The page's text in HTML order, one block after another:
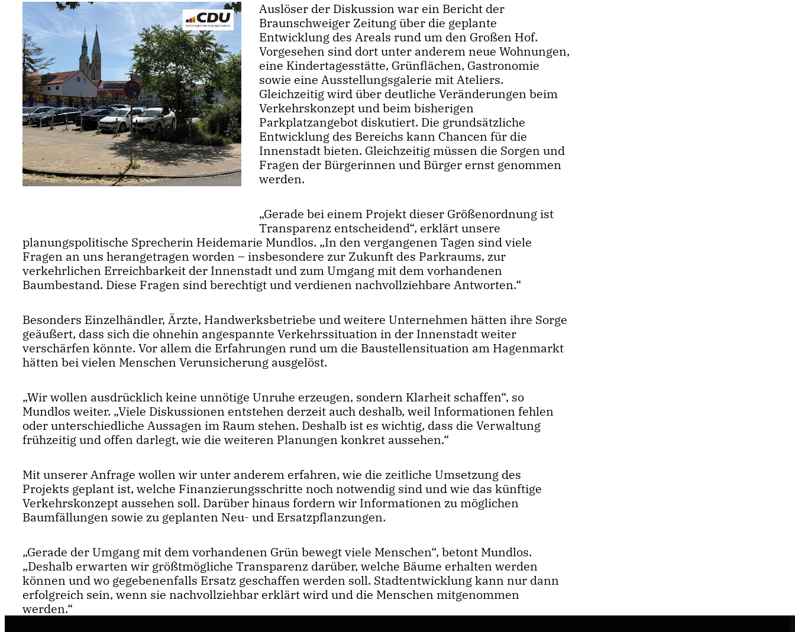
Auslöser der Diskussion war ein Bericht der
Braunschweiger Zeitung über die geplante
Entwicklung des Areals rund um den Großen Hof.
Vorgesehen sind dort unter anderem neue Wohnungen,
eine Kindertagesstätte, Grünflächen, Gastronomie
sowie eine Ausstellungsgalerie mit Ateliers.
Gleichzeitig wird über deutliche Veränderungen beim
Verkehrskonzept und beim bisherigen
Parkplatzangebot diskutiert. Die grundsätzliche
Entwicklung des Bereichs kann Chancen für die
Innenstadt bieten. Gleichzeitig müssen die Sorgen und
Fragen der Bürgerinnen und Bürger ernst genommen
werden.
Gerade bei einem Projekt dieser Größenordnung ist
Transparenz entscheidend“, erklärt unsere
planungspolitische Sprecherin Heidemarie Mundlos. „In den vergangenen Tagen sind viele
Fragen an uns herangetragen worden – insbesondere zur Zukunft des Parkraums, zur
verkehrlichen Erreichbarkeit der Innenstadt und zum Umgang mit dem vorhandenen
Baumbestand. Diese Fragen sind berechtigt und verdienen nachvollziehbare Antworten.“
Besonders Einzelhändler, Ärzte, Handwerksbetriebe und weitere Unternehmen hätten ihre Sorge
geäußert, dass sich die ohnehin angespannte Verkehrssituation in der Innenstadt weiter
verschärfen könnte. Vor allem die Erfahrungen rund um die Baustellensituation am Hagenmarkt
hätten bei vielen Menschen Verunsicherung ausgelöst.
Wir wollen ausdrücklich keine unnötige Unruhe erzeugen, sondern Klarheit schaffen“, so
Mundlos weiter. „Viele Diskussionen entstehen derzeit auch deshalb, weil Informationen fehlen
oder unterschiedliche Aussagen im Raum stehen. Deshalb ist es wichtig, dass die Verwaltung
frühzeitig und offen darlegt, wie die weiteren Planungen konkret aussehen.“
Mit unserer Anfrage wollen wir unter anderem erfahren, wie die zeitliche Umsetzung des
Projekts geplant ist, welche Finanzierungsschritte noch notwendig sind und wie das künftige
Verkehrskonzept aussehen soll. Darüber hinaus fordern wir Informationen zu möglichen
Baumfällungen sowie zu geplanten Neu- und Ersatzpflanzungen.
Gerade der Umgang mit dem vorhandenen Grün bewegt viele Menschen“, betont Mundlos.
Deshalb erwarten wir größtmögliche Transparenz darüber, welche Bäume erhalten werden
können und wo gegebenenfalls Ersatz geschaffen werden soll. Stadtentwicklung kann nur dann
erfolgreich sein, wenn sie nachvollziehbar erklärt wird und die Menschen mitgenommen
werden.“